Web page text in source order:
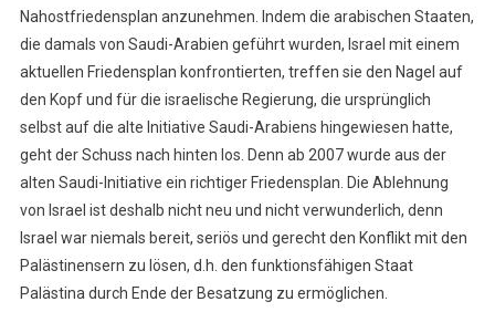
Nahostfriedensplan anzunehmen. Indem die arabischen Staaten,
die damals von Saudi-Arabien geführt wurden, Israel mit einem
aktuellen Friedensplan konfrontierten, treffen sie den Nagel auf
den Kopf und für die israelische Regierung, die ursprünglich
selbst auf die alte Initiative Saudi-Arabiens hingewiesen hatte,
geht der Schuss nach hinten los. Denn ab 2007 wurde aus der
alten Saudi-Initiative ein richtiger Friedensplan. Die Ablehnung
von Israel ist deshalb nicht neu und nicht verwunderlich, denn
Israel war niemals bereit, seriös und gerecht den Konflikt mit den
Palästinensern zu lösen, d.h. den funktionsfähigen Staat
Palästina durch Ende der Besatzung zu ermöglichen.